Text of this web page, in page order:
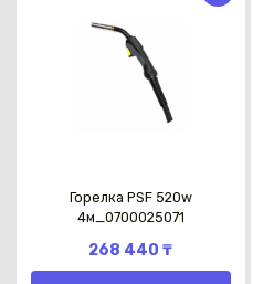
Горелка PSF 520w
4м_0700025071
268 440 ₸